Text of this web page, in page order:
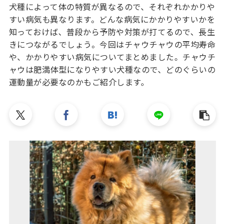
犬種によって体の特質が異なるので、それぞれかかりや
すい病気も異なります。どんな病気にかかりやすいかを
知っておけば、普段から予防や対策が打てるので、長生
きにつながるでしょう。今回はチャウチャウの平均寿命
や、かかりやすい病気についてまとめました。チャウチ
ャウは肥満体型になりやすい犬種なので、どのぐらいの
運動量が必要なのかもご紹介します。